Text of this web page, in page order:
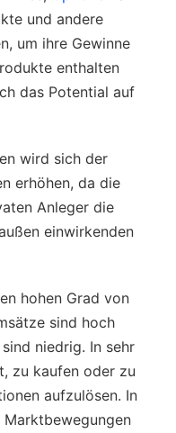
und andere
um ihre Gewinne
enthalten
das Potential auf
wird sich der
erhöhen, da die
Anleger die
einwirkenden
hohen Grad von
sind hoch
niedrig. In sehr
zu kaufen oder zu
aufzulösen. In